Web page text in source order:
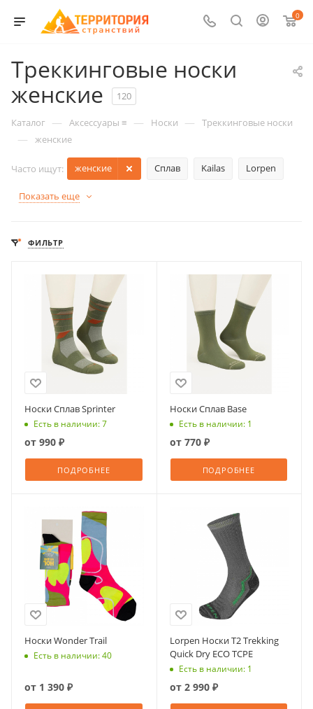
0
Треккинговые носки
женские
120
Каталог — Аксессуары ≡ — Носки — Треккинговые носки
— женские
Часто ищут: Сплав Kailas Lorpen
женские
Показать еще
ФИЛЬТР
Носки Сплав Sprinter
Есть в наличии: 7
от 990 ₽
ПОДРОБНЕЕ
Носки Сплав Base
Есть в наличии: 1
от 770 ₽
ПОДРОБНЕЕ
Носки Wonder Trail
Есть в наличии: 40
от 1 390 ₽
Lorpen Носки T2 Trekking
Quick Dry ECO TCPE
Есть в наличии: 1
от 2 990 ₽